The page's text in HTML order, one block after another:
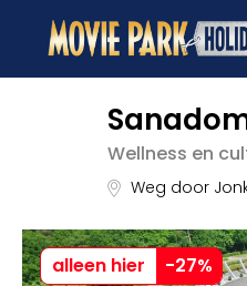
Wellness en
Weg door
alleen hier -27%